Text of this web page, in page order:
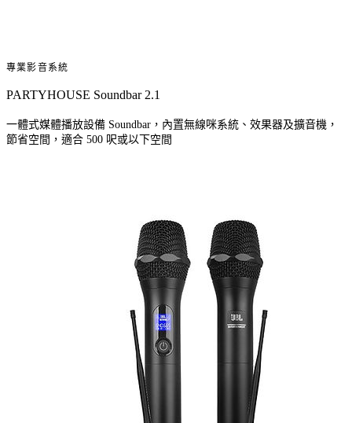
專業影音系統
PARTYHOUSE Soundbar 2.1
一體式媒體播放設備 Soundbar，內置無線咪系統、效果器及擴音機，
節省空間，適合 500 呎或以下空間